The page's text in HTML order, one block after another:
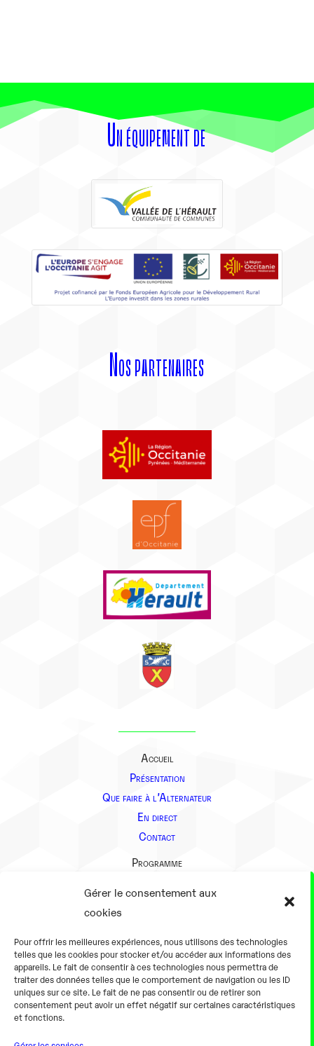
Gérer le consentement aux
cookies
Pour offrir les meilleures expériences, nous utilisons des technologies
telles que les cookies pour stocker et/ou accéder aux informations des
appareils. Le fait de consentir à ces technologies nous permettra de
traiter des données telles que le comportement de navigation ou les ID
uniques sur ce site. Le fait de ne pas consentir ou de retirer son
consentement peut avoir un effet négatif sur certaines caractéristiques
et fonctions.
Un équipement de
Nos partenaires
Accueil
Présentation
Que faire à l’Alternateur
En direct
Contact
Programme
Présentation
En pratique
Tarifs et horaires
Salles
Équipements numériques